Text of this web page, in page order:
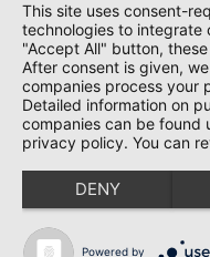
This site uses consent-
technologies to integrate
"Accept All" button,
After consent is given,
companies process your
Detailed information on
companies can be found
privacy policy. You can
DENY
Powered by